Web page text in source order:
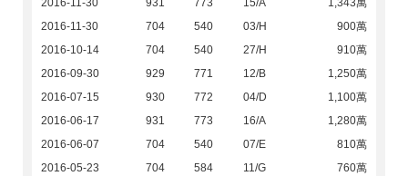
2016-11-30
931 773 15/A
1,343萬
2016-11-30
704 540 03/H
900萬
2016-10-14
704 540 27/H
910萬
2016-09-30
929 771 12/B
1,250萬
2016-07-15
930 772 04/D
1,100萬
2016-06-17
931 773 16/A
1,280萬
2016-06-07
704 540 07/E
810萬
2016-05-23
704 584 11/G
760萬